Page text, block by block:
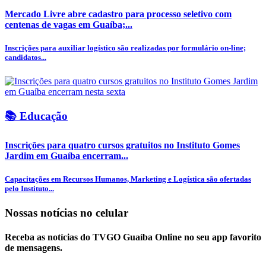
Mercado Livre abre cadastro para processo seletivo com
centenas de vagas em Guaíba;...
Inscrições para auxiliar logístico são realizadas por formulário on-line;
candidatos...
📚 Educação
Inscrições para quatro cursos gratuitos no Instituto Gomes
Jardim em Guaíba encerram...
Capacitações em Recursos Humanos, Marketing e Logística são ofertadas
pelo Instituto...
Nossas notícias no celular
Receba as notícias do TVGO Guaíba Online no seu app favorito
de mensagens.